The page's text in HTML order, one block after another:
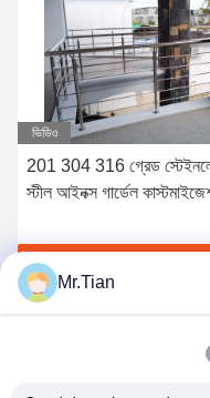
ভিডিও
201 304 316 গ্রেড
স্টীল আইনক্স গার্ডেল
Mr.Tian